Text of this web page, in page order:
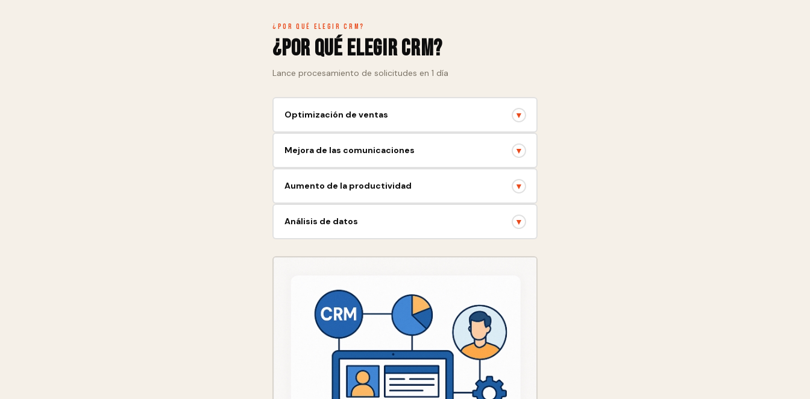
¿Por qué elegir CRM?
¿Por qué elegir CRM?
Lance procesamiento de solicitudes en 1 día
Optimización de ventas ▼
análisis de la eficiencia.
Mejora de las comunicaciones ▼
Aumento de la productividad ▼
Análisis de datos ▼
claras.